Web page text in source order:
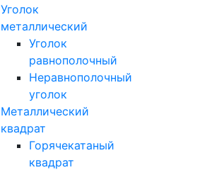
Уголок
металлический
Уголок
равнополочный
Неравнополочный
уголок
Металлический
квадрат
Горячекатаный
квадрат